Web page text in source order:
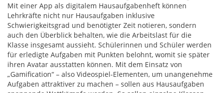
Mit einer App als digitalem Hausaufgabenheft können
Lehrkräfte nicht nur Hausaufgaben inklusive
Schwierigkeitsgrad und benötigter Zeit notieren, sondern
auch den Überblick behalten, wie die Arbeitslast für die
Klasse insgesamt aussieht. Schülerinnen und Schüler werden
für erledigte Aufgaben mit Punkten belohnt, womit sie später
ihren Avatar ausstatten können. Mit dem Einsatz von
„Gamification“ – also Videospiel-Elementen, um unangenehme
Aufgaben attraktiver zu machen – sollen aus Hausaufgaben